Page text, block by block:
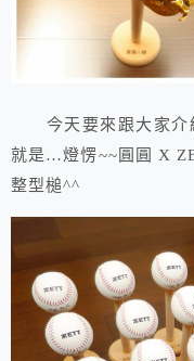
今天要來跟大家介
就是…燈愣~~圓圓 X
整型槌^^